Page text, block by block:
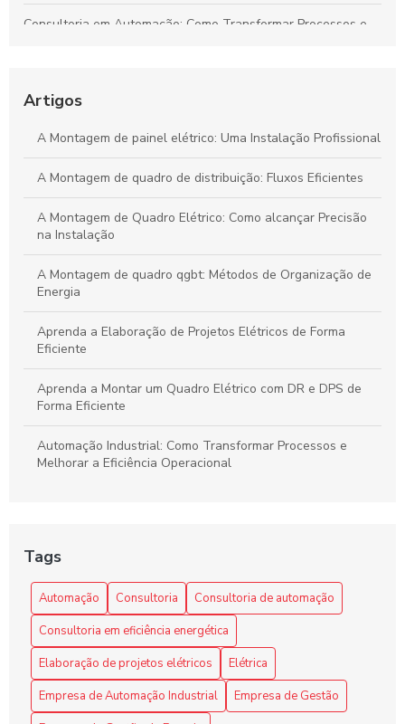
Consultoria em Automação: Como Transformar Processos e
na Sua Indústria
Transforme Seu Negócio e Maximize a Eficiência com
Consultoria em Automação
Guia Definitivo para Criar Projetos Elétricos Sustentáveis e de
Alta Eficiência
Artigos
A Montagem de painel elétrico: Uma Instalação Profissional
A Montagem de quadro de distribuição: Fluxos Eficientes
A Montagem de Quadro Elétrico: Como alcançar Precisão
na Instalação
A Montagem de quadro qgbt: Métodos de Organização de
Energia
Aprenda a Elaboração de Projetos Elétricos de Forma
Eficiente
Aprenda a Montar um Quadro Elétrico com DR e DPS de
Forma Eficiente
Automação Industrial: Como Transformar Processos e
Melhorar a Eficiência Operacional
Benefícios da automação industrial para otimizar processos
Como a Consultoria de Automação Pode Revolucionar Seu
Negócio
Como a Programação de Máquinas Industriais Revoluciona
a Produção
Tags
Automação Consultoria
Consultoria de automação
Consultoria em eficiência energética
Elaboração de projetos elétricos
Elétrica
Empresa de Automação Industrial
Empresa de Gestão